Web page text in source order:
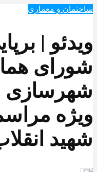
ساختمان و معماری
ویدئو |
شورای
شهرسازی
ویژه
شهید